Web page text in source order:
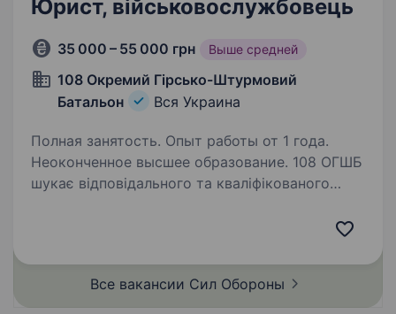
Юрист, військовослужбовець
35 000 – 55 000 грн Выше средней
108 Окремий Гірсько-Штурмовий
Батальон
Вся Украина
Полная занятость. Опыт работы от 1 года.
Неоконченное высшее образование. 108 ОГШБ
шукає відповідального та кваліфікованого
професійну кар'єру з військовою службою.
можливість вдосконалення військових
навичок. Вимоги:…
Все вакансии Сил Обороны